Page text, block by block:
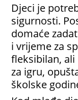
Djeci je
sigurnosti.
domaće
i vrijeme za
fleksibilan,
za igru,
školske